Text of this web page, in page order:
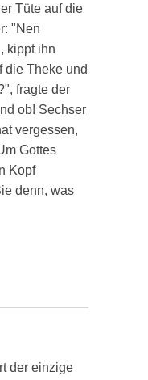
Tüte auf die
"Nen
kippt ihn
die Theke und
fragte der
ob! Sechser
vergessen,
Gottes
Kopf
denn, was
der einzige